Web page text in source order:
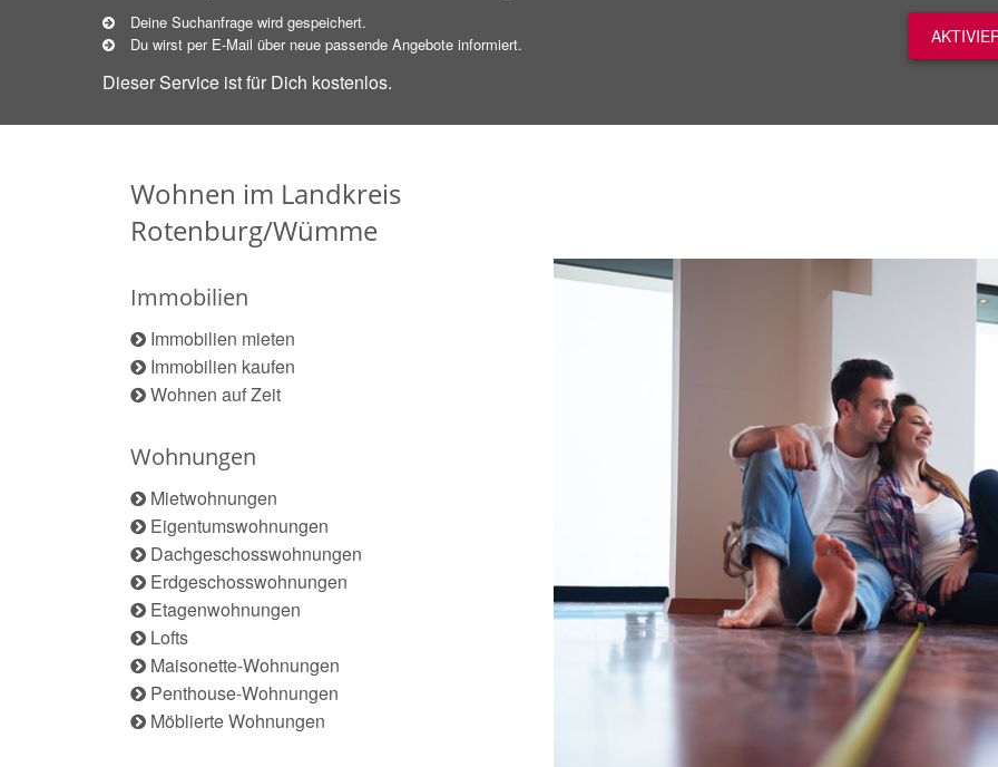
Deine Suchanfrage wird gespeichert.
Du wirst per E-Mail über neue passende Angebote informiert.
Dieser Service ist für Dich kostenlos.
Wohnen im Landkreis
Rotenburg/Wümme
Immobilien
Immobilien mieten
Immobilien kaufen
Wohnen auf Zeit
Wohnungen
Mietwohnungen
Eigentumswohnungen
Dachgeschosswohnungen
Erdgeschosswohnungen
Etagenwohnungen
Lofts
Maisonette-Wohnungen
Penthouse-Wohnungen
Möblierte Wohnungen